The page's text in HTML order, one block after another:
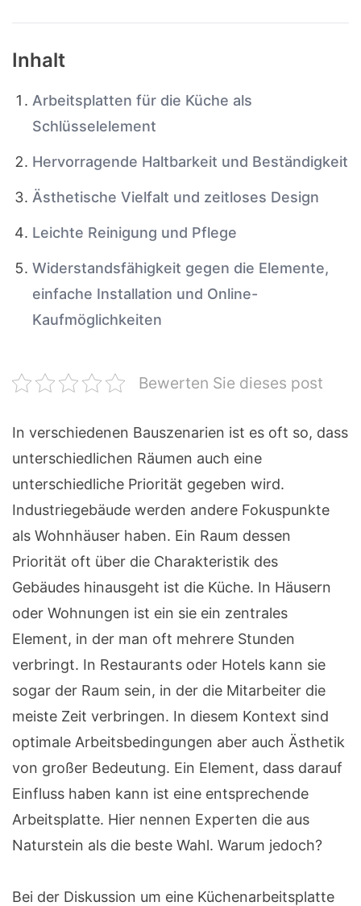
Inhalt
Arbeitsplatten für die Küche als
Schlüsselelement
Hervorragende Haltbarkeit und Beständigkeit
Ästhetische Vielfalt und zeitloses Design
Leichte Reinigung und Pflege
Widerstandsfähigkeit gegen die Elemente,
einfache Installation und Online-
Kaufmöglichkeiten
Bewerten Sie dieses post
In verschiedenen Bauszenarien ist es oft so, dass
unterschiedlichen Räumen auch eine
unterschiedliche Priorität gegeben wird.
Industriegebäude werden andere Fokuspunkte
als Wohnhäuser haben. Ein Raum dessen
Priorität oft über die Charakteristik des
Gebäudes hinausgeht ist die Küche. In Häusern
oder Wohnungen ist ein sie ein zentrales
Element, in der man oft mehrere Stunden
verbringt. In Restaurants oder Hotels kann sie
sogar der Raum sein, in der die Mitarbeiter die
meiste Zeit verbringen. In diesem Kontext sind
optimale Arbeitsbedingungen aber auch Ästhetik
von großer Bedeutung. Ein Element, dass darauf
Einfluss haben kann ist eine entsprechende
Arbeitsplatte. Hier nennen Experten die aus
Naturstein als die beste Wahl. Warum jedoch?
Bei der Diskussion um eine Küchenarbeitsplatte